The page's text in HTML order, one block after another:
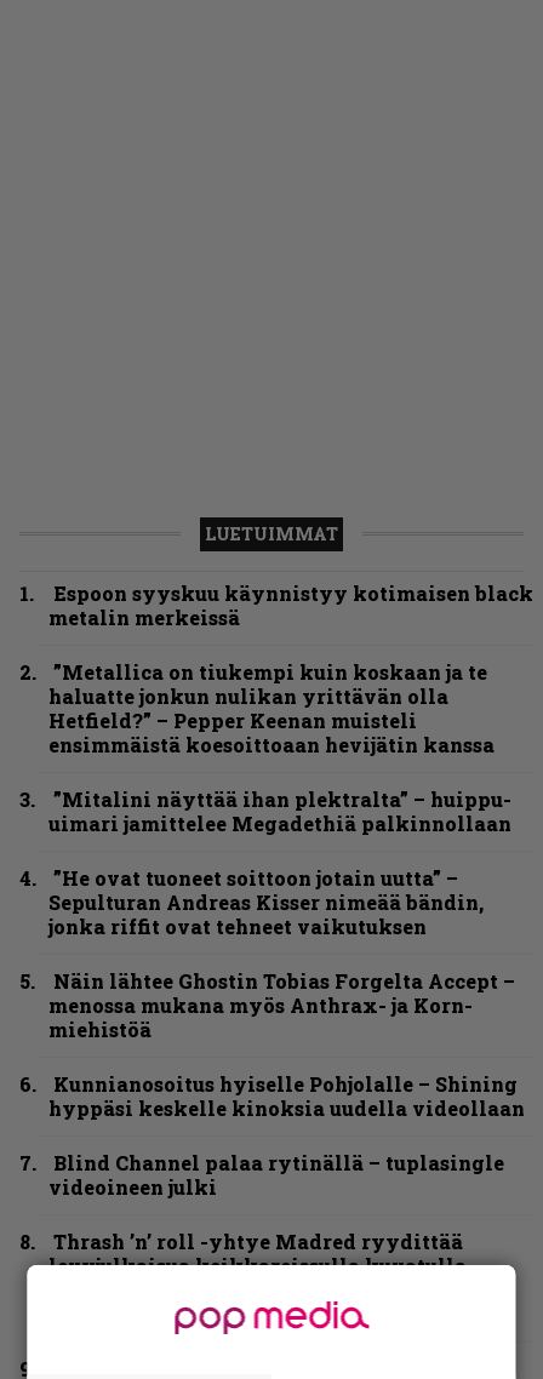
LUETUIMMAT
Espoon syyskuu käynnistyy kotimaisen black
metalin merkeissä
”Metallica on tiukempi kuin koskaan ja te
haluatte jonkun nulikan yrittävän olla
Hetfield?” – Pepper Keenan muisteli
ensimmäistä koesoittoaan hevijätin kanssa
”Mitalini näyttää ihan plektralta” – huippu-
uimari jamittelee Megadethiä palkinnollaan
”He ovat tuoneet soittoon jotain uutta” –
Sepulturan Andreas Kisser nimeää bändin,
jonka riffit ovat tehneet vaikutuksen
Näin lähtee Ghostin Tobias Forgelta Accept –
menossa mukana myös Anthrax- ja Korn-
miehistöä
Kunnianosoitus hyiselle Pohjolalle – Shining
hyppäsi keskelle kinoksia uudella videollaan
Blind Channel palaa rytinällä – tuplasingle
videoineen julki
Thrash ’n’ roll -yhtye Madred ryydittää
levyjulkaisua keikkareissulla kuvatulla
helvetin väsyneenä…”